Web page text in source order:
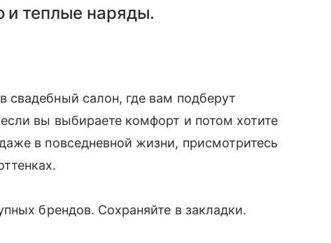
и теплые наряды.
свадебный салон, где вам подберут
вы выбираете комфорт и потом хотите
в повседневной жизни, присмотритесь
брендов. Сохраняйте в закладки.